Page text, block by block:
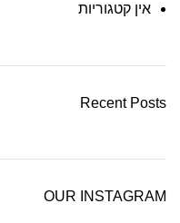
אין קטגוריות
Recent Posts
OUR INSTAGRAM